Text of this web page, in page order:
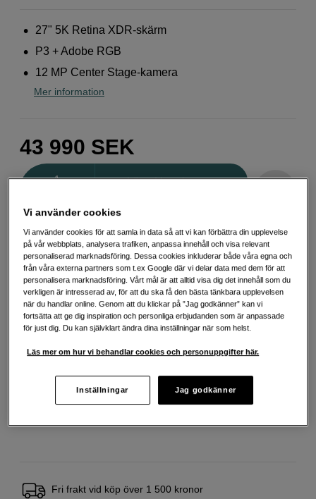
27" 5K Retina XDR‑skärm
P3 + Adobe RGB
12 MP Center Stage-kamera
Mer information
43 990 SEK
Lägg i kundvagn
Delbetala från 1 160 SEK/mån via
Exempel: 48 mån, 1 160 SEK/mån, totalt 56 259 SEK, effektiv ränta 10,45
%
Startavgift 579 SEK, aviavgift 45 SEK/mån tillkommer
Att låna kostar pengar! Om du inte kan betala tillbaka skulden i tid
riskerar du en betalningsanmärkning. Det kan leda till svårigheter att få hyra
bostad, teckna abonnemang och få nya lån. För stöd, vänd dig till budget-
konsumentverket.se (öppnas i ny flik)
Energiklass
Produktblad
Fri frakt vid köp över 1 500 kronor
Vi använder cookies
Vi använder cookies för att samla in data så att vi kan förbättra din upplevelse
på vår webbplats, analysera trafiken, anpassa innehåll och visa relevant
personaliserad marknadsföring. Dessa cookies inkluderar både våra egna och
från våra externa partners som t.ex Google där vi delar data med dem för att
personalisera marknadsföring. Vårt mål är att alltid visa dig det innehåll som du
verkligen är intresserad av, för att du ska få den bästa tänkbara upplevelsen
när du handlar online. Genom att du klickar på ”Jag godkänner” kan vi
fortsätta att ge dig inspiration och personliga erbjudanden som är anpassade
för just dig. Du kan självklart ändra dina inställningar när som helst.
Läs mer om hur vi behandlar cookies och personuppgifter här.
Inställningar Jag godkänner